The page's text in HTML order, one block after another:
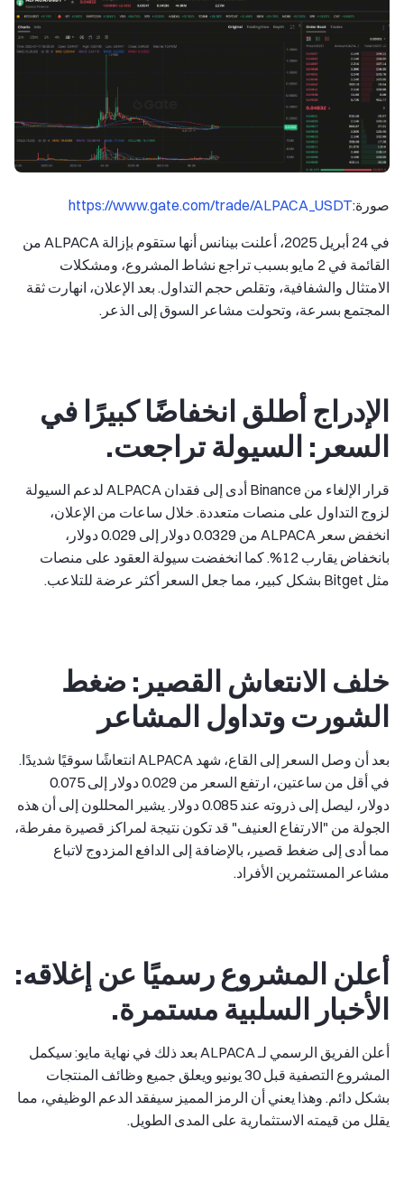
صورة:https://www.gate.com/trade/ALPACA_USDT
في 24 أبريل 2025، أعلنت بينانس أنها ستقوم بإزالة ALPACA من
القائمة في 2 مايو بسبب تراجع نشاط المشروع، ومشكلات
الامتثال والشفافية، وتقلص حجم التداول. بعد الإعلان، انهارت ثقة
المجتمع بسرعة، وتحولت مشاعر السوق إلى الذعر.
الإدراج أطلق انخفاضًا كبيرًا في
السعر: السيولة تراجعت.
قرار الإلغاء من Binance أدى إلى فقدان ALPACA لدعم السيولة
لزوج التداول على منصات متعددة. خلال ساعات من الإعلان،
انخفض سعر ALPACA من 0.0329 دولار إلى 0.029 دولار،
بانخفاض يقارب 12%. كما انخفضت سيولة العقود على منصات
مثل Bitget بشكل كبير، مما جعل السعر أكثر عرضة للتلاعب.
خلف الانتعاش القصير: ضغط
الشورت وتداول المشاعر
بعد أن وصل السعر إلى القاع، شهد ALPACA انتعاشًا سوقيًا شديدًا.
في أقل من ساعتين، ارتفع السعر من 0.029 دولار إلى 0.075
دولار، ليصل إلى ذروته عند 0.085 دولار. يشير المحللون إلى أن هذه
الجولة من "الارتفاع العنيف" قد تكون نتيجة لمراكز قصيرة مفرطة،
مما أدى إلى ضغط قصير، بالإضافة إلى الدافع المزدوج لاتباع
مشاعر المستثمرين الأفراد.
أعلن المشروع رسميًا عن إغلاقه:
الأخبار السلبية مستمرة.
أعلن الفريق الرسمي لـ ALPACA بعد ذلك في نهاية مايو: سيكمل
المشروع التصفية قبل 30 يونيو ويعلق جميع وظائف المنتجات
بشكل دائم. وهذا يعني أن الرمز المميز سيفقد الدعم الوظيفي، مما
يقلل من قيمته الاستثمارية على المدى الطويل.